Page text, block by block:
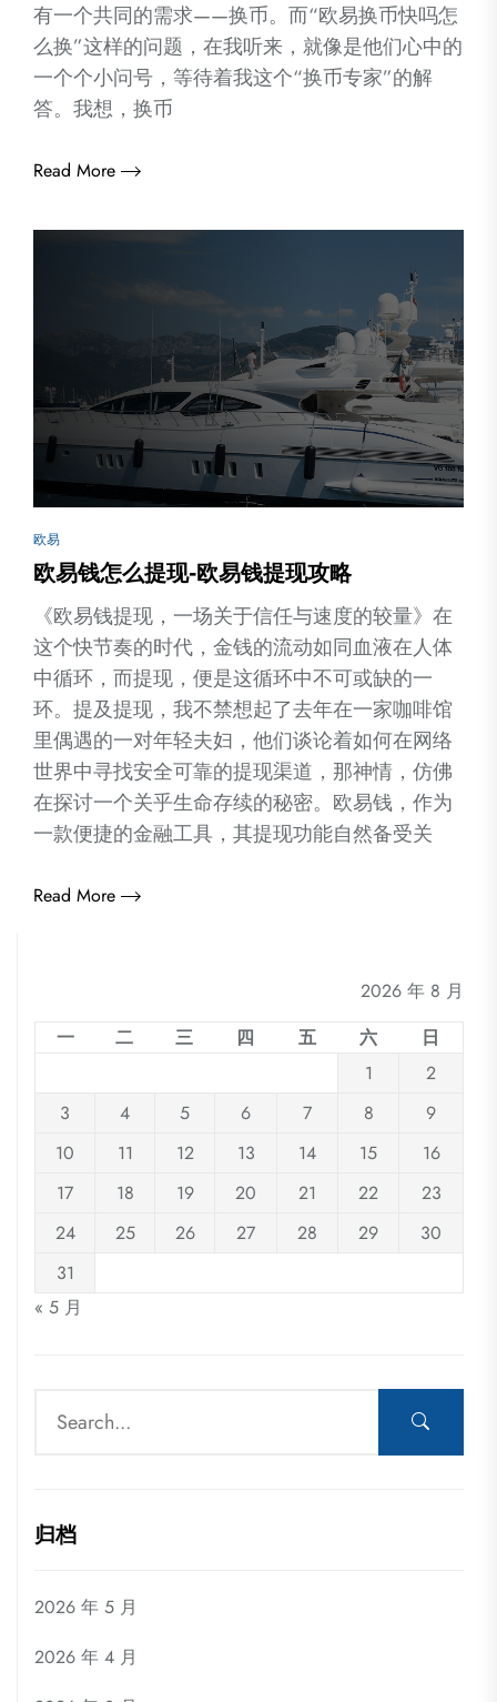
有一个共同的需求——换币。而“欧易换币快吗怎
么换”这样的问题，在我听来，就像是他们心中的
一个个小问号，等待着我这个“换币专家”的解
答。我想，换币
Read More
欧易
欧易钱怎么提现-欧易钱提现攻略
《欧易钱提现，一场关于信任与速度的较量》在
这个快节奏的时代，金钱的流动如同血液在人体
中循环，而提现，便是这循环中不可或缺的一
环。提及提现，我不禁想起了去年在一家咖啡馆
里偶遇的一对年轻夫妇，他们谈论着如何在网络
世界中寻找安全可靠的提现渠道，那神情，仿佛
在探讨一个关乎生命存续的秘密。欧易钱，作为
一款便捷的金融工具，其提现功能自然备受关
Read More
2026 年 8 月
一
二 三 四 五 六
日
1
2
3
4 5 6 7 8
9
10
11 12 13 14 15
16
17
18 19 20 21 22
23
24
25 26 27 28 29
30
31
« 5 月
归档
2026 年 5 月
2026 年 4 月